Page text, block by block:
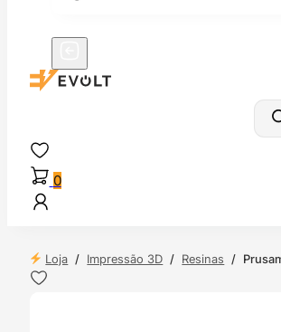
0
Loja / Impressão 3D / Resinas /